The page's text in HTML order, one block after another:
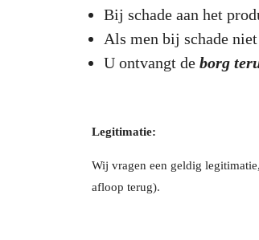
Bij schade aan het
Als men bij schade
U ontvangt de borg
Legitimatie:
Wij vragen een geldig
afloop terug).